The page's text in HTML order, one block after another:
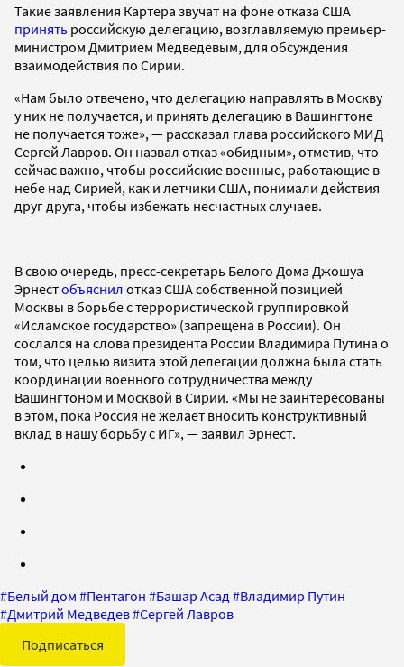
Такие заявления Картера звучат на фоне отказа США
принять российскую делегацию, возглавляемую премьер-
министром Дмитрием Медведевым, для обсуждения
взаимодействия по Сирии.
«Нам было отвечено, что делегацию направлять в Москву
у них не получается, и принять делегацию в Вашингтоне
не получается тоже», — рассказал глава российского МИД
Сергей Лавров. Он назвал отказ «обидным», отметив, что
сейчас важно, чтобы российские военные, работающие в
небе над Сирией, как и летчики США, понимали действия
друг друга, чтобы избежать несчастных случаев.
В свою очередь, пресс-секретарь Белого Дома Джошуа
Эрнестобъяснил отказ США собственной позицией
Москвы в борьбе с террористической группировкой
«Исламское государство» (запрещена в России). Он
сослался на слова президента России Владимира Путина о
том, что целью визита этой делегации должна была стать
координации военного сотрудничества между
Вашингтоном и Москвой в Сирии. «Мы не заинтересованы
в этом, пока Россия не желает вносить конструктивный
вклад в нашу борьбу с ИГ», — заявил Эрнест.
#Белый дом #Пентагон #Башар Асад #Владимир Путин
#Дмитрий Медведев#Сергей Лавров
Подписаться